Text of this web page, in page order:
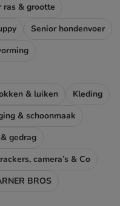
ras & grootte
Senior hondenvoer
& luiken
Kleding
& schoonmaak
gedrag
camera’s & Co
BROS